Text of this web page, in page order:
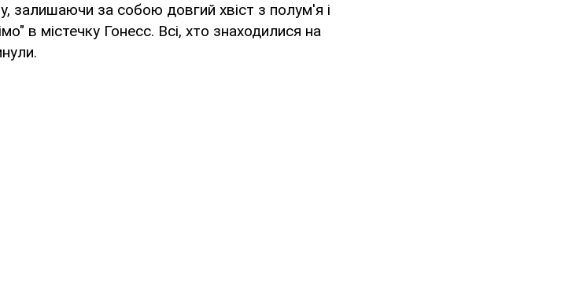
залишаючи за собою довгий хвіст з полум'я і
в містечку Гонесс. Всі, хто знаходилися на